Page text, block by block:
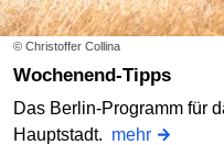
© Christoffer Collina
Wochenend-Tipps
Das Berlin-Programm für
Hauptstadt. mehr